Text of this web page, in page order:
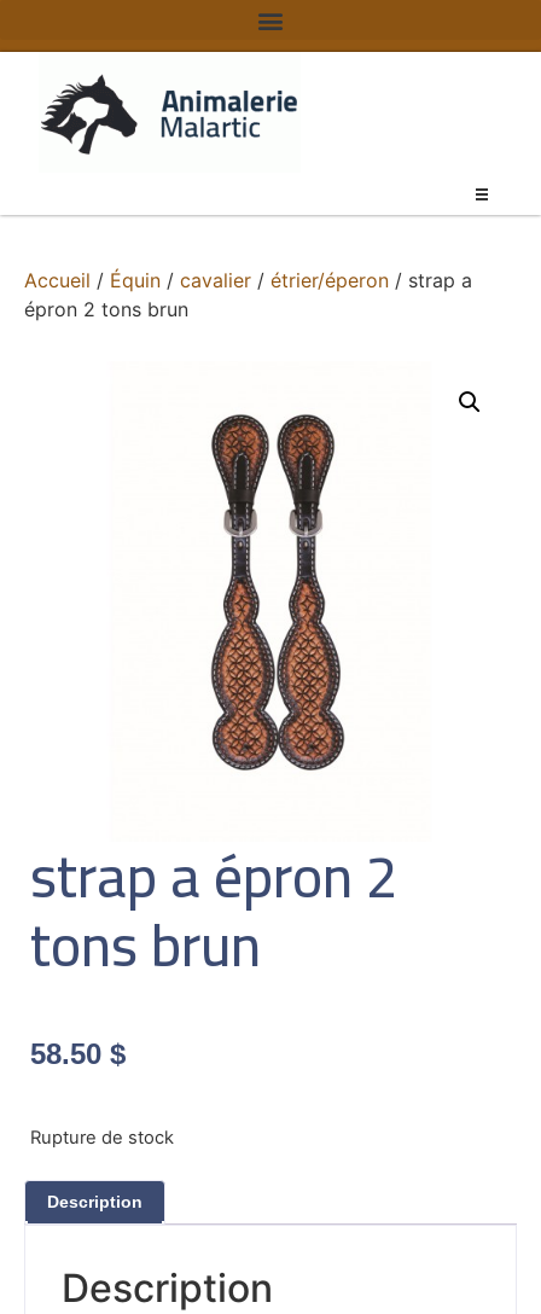
Accueil / Équin / cavalier / étrier/éperon / strap a
épron 2 tons brun
strap a épron 2
tons brun
58.50 $
Rupture de stock
Description
Description